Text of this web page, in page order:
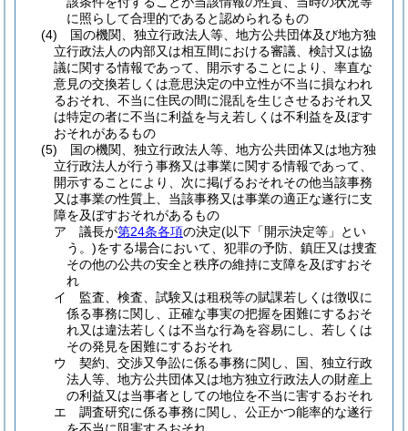
に照らして合理的であると認められるもの
(4)
国の機関、独立行政法人等、地方公共団体及び地方独
立行政法人の内部又は相互間における審議、検討又は協
議に関する情報であって、開示することにより、率直な
意見の交換若しくは意思決定の中立性が不当に損なわれ
るおそれ、不当に住民の間に混乱を生じさせるおそれ又
は特定の者に不当に利益を与え若しくは不利益を及ぼす
おそれがあるもの
(5)
国の機関、独立行政法人等、地方公共団体又は地方独
立行政法人が行う事務又は事業に関する情報であって、
開示することにより、次に掲げるおそれその他当該事務
又は事業の性質上、当該事務又は事業の適正な遂行に支
障を及ぼすおそれがあるもの
ア
議長が第24条各項の決定(以下「開示決定等」とい
う。)をする場合において、犯罪の予防、鎮圧又は捜査
その他の公共の安全と秩序の維持に支障を及ぼすおそ
れ
イ
監査、検査、試験又は租税等の賦課若しくは徴収に
係る事務に関し、正確な事実の把握を困難にするおそ
れ又は違法若しくは不当な行為を容易にし、若しくは
その発見を困難にするおそれ
ウ
契約、交渉又争訟に係る事務に関し、国、独立行政
法人等、地方公共団体又は地方独立行政法人の財産上
の利益又は当事者としての地位を不当に害するおそれ
エ
調査研究に係る事務に関し、公正かつ能率的な遂行